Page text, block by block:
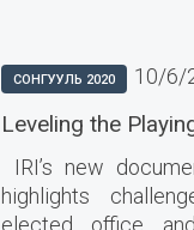
СОНГУУЛЬ 2020 10/6/
Leveling the
IRI’s new
highlights
elected office